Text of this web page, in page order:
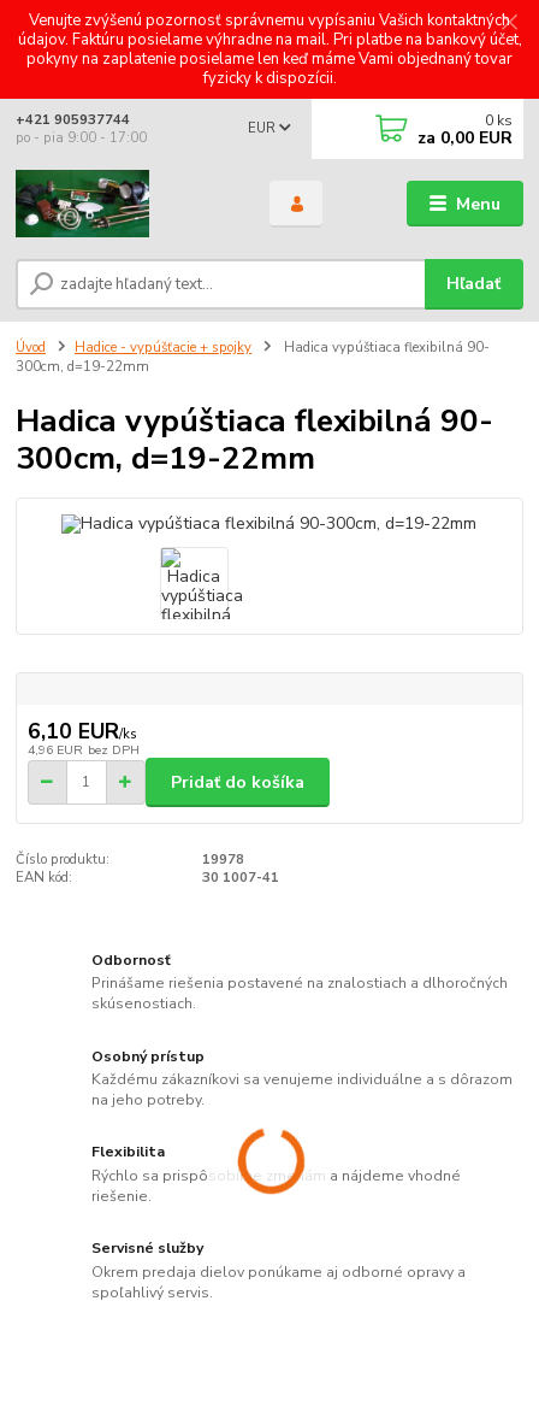
Venujte zvýšenú pozornosť správnemu vypísaniu Vašich kontaktných
údajov. Faktúru posielame výhradne na mail. Pri platbe na bankový účet,
pokyny na zaplatenie posielame len keď máme Vami objednaný tovar
fyzicky k dispozícii.
Menu
EUR
Hľadať
+421 905937744
po - pia 9:00 - 17:00
0 ks
za 0,00 EUR
Úvod Hadice - vypúšťacie + spojky
Hadica vypúštiaca flexibilná 90-
300cm, d=19-22mm
Hadica vypúštiaca flexibilná 90-
300cm, d=19-22mm
6,10 EUR/ks
4,96 EUR bez DPH
Pridať do košíka
Číslo produktu:
19978
EAN kód:
30 1007-41
Odbornosť
Prinášame riešenia postavené na znalostiach a dlhoročných
skúsenostiach.
Osobný prístup
Každému zákazníkovi sa venujeme individuálne a s dôrazom
na jeho potreby.
Flexibilita
Rýchlo sa prispôsobíme zmenám a nájdeme vhodné
riešenie.
Servisné služby
Okrem predaja dielov ponúkame aj odborné opravy a
spoľahlivý servis.